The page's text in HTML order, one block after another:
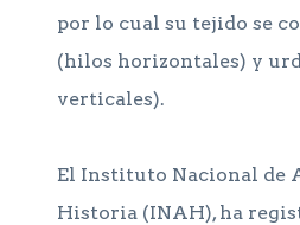
por lo cual su tejido se
(hilos horizontales) y
verticales).
El Instituto Nacional de
Historia (INAH), ha